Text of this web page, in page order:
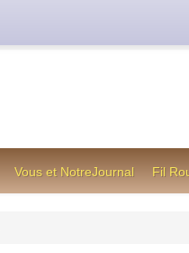
Vous et NotreJournal Fil
2012, en cas de